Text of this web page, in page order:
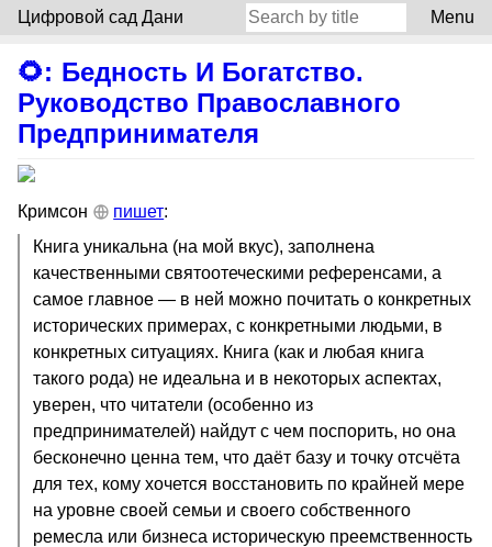
Цифровой сад Дани Menu
🌻: Бедность И Богатство.
Руководство Православного
Предпринимателя
Кримсон пишет:
Книга уникальна (на мой вкус), заполнена
качественными святоотеческими референсами, а
самое главное — в ней можно почитать о конкретных
исторических примерах, с конкретными людьми, в
конкретных ситуациях. Книга (как и любая книга
такого рода) не идеальна и в некоторых аспектах,
уверен, что читатели (особенно из
предпринимателей) найдут с чем поспорить, но она
бесконечно ценна тем, что даёт базу и точку отсчёта
для тех, кому хочется восстановить по крайней мере
на уровне своей семьи и своего собственного
ремесла или бизнеса историческую преемственность